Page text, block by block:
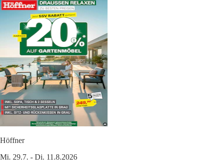
Höffner
Mi. 29.7. - Di. 11.8.2026